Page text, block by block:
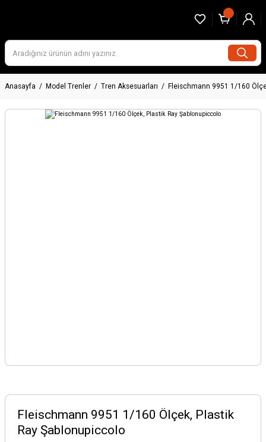
Anasayfa Model Trenler Tren Aksesuarları Fleischmann 9951 1/160
Fleischmann 9951 1/160 Ölçek, Plastik
Ray Şablonupiccolo